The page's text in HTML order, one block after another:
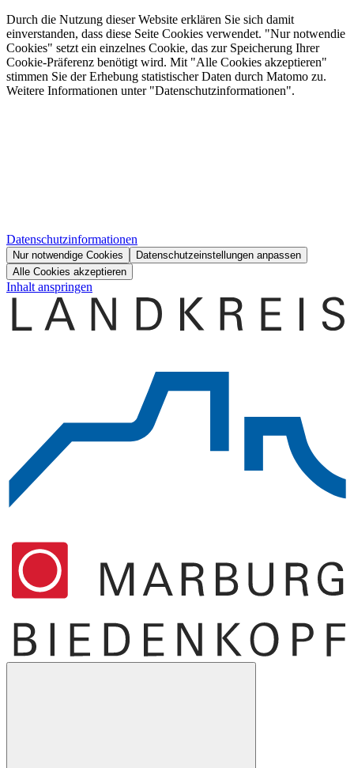
Durch die Nutzung dieser Website erklären Sie sich damit
einverstanden, dass diese Seite Cookies verwendet. "Nur notwendie
Cookies" setzt ein einzelnes Cookie, das zur Speicherung Ihrer
Cookie-Präferenz benötigt wird. Mit "Alle Cookies akzeptieren"
stimmen Sie der Erhebung statistischer Daten durch Matomo zu.
Weitere Informationen unter "Datenschutzinformationen".
Datenschutzinformationen
Nur notwendige Cookies
Datenschutzeinstellungen anpassen
Alle Cookies akzeptieren
Inhalt anspringen